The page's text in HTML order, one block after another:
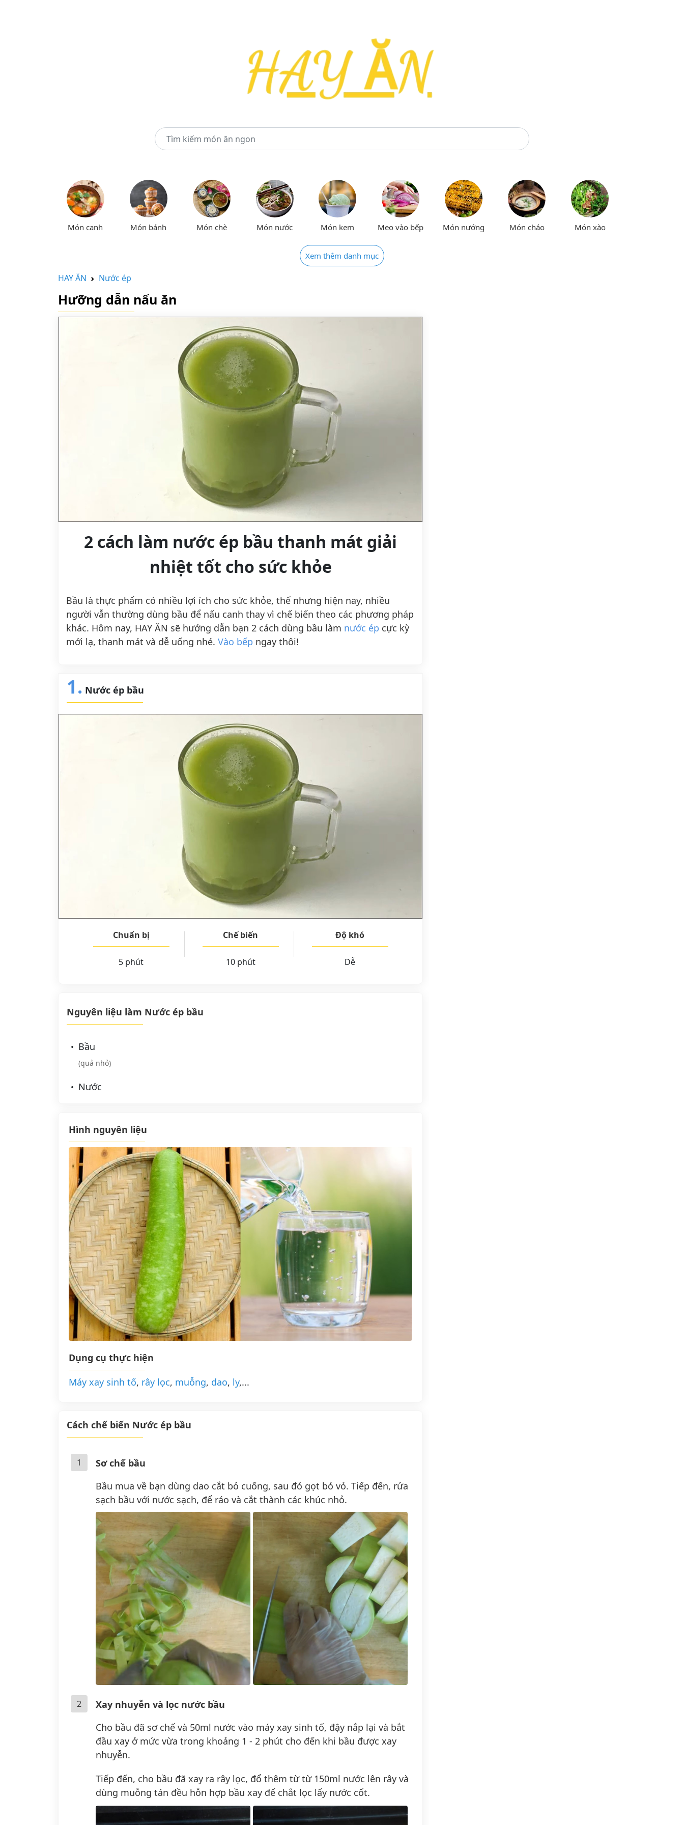
Món canh Món bánh Món chè Món nước Món kem Mẹo vào bếp Món nướng Món cháo Món xào
Xem thêm danh mục
HAY ĂN Nước ép
Hưỡng dẫn nấu ăn
2 cách làm nước ép bầu thanh mát giải
nhiệt tốt cho sức khỏe
Bầu là thực phẩm có nhiều lợi ích cho sức khỏe, thế nhưng hiện nay, nhiều
người vẫn thường dùng bầu để nấu canh thay vì chế biến theo các phương pháp
khác. Hôm nay, HAY ĂN sẽ hướng dẫn bạn 2 cách dùng bầu làm nước ép cực kỳ
mới lạ, thanh mát và dễ uống nhé. Vào bếp ngay thôi!
1. Nước ép bầu
Chuẩn bị
5 phút
Chế biến
10 phút
Độ khó
Dễ
Nguyên liệu làm Nước ép bầu
Bầu
(quả nhỏ)
Nước
Hình nguyên liệu
Dụng cụ thực hiện
Máy xay sinh tố, rây lọc, muỗng, dao, ly,...
Cách chế biến Nước ép bầu
1
Sơ chế bầu
Bầu mua về bạn dùng dao cắt bỏ cuống, sau đó gọt bỏ vỏ. Tiếp đến, rửa
sạch bầu với nước sạch, để ráo và cắt thành các khúc nhỏ.
2
Xay nhuyễn và lọc nước bầu
Cho bầu đã sơ chế và 50ml nước vào máy xay sinh tố, đậy nắp lại và bắt
đầu xay ở mức vừa trong khoảng 1 - 2 phút cho đến khi bầu được xay
nhuyễn.
Tiếp đến, cho bầu đã xay ra rây lọc, đổ thêm từ từ 150ml nước lên rây và
dùng muỗng tán đều hỗn hợp bầu xay để chắt lọc lấy nước cốt.